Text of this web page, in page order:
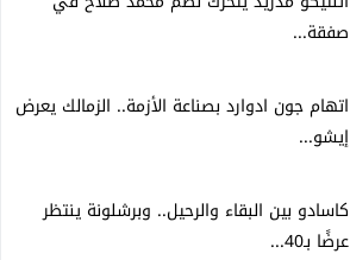
صفقة...
اتهام جون ادوارد بصناعة الأزمة.. الزمالك يعرض
إيشو...
كاسادو بين البقاء والرحيل.. وبرشلونة ينتظر
عرضًا بـ40...